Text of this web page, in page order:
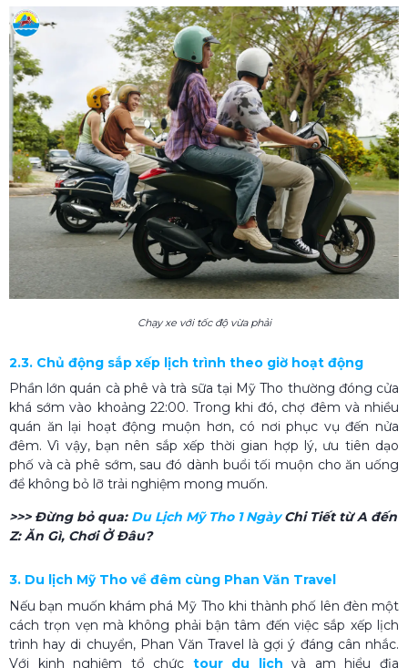
Chạy xe với tốc độ vừa phải
2.3. Chủ động sắp xếp lịch trình theo giờ hoạt động
Phần lớn quán cà phê và trà sữa tại Mỹ Tho thường đóng cửa
khá sớm vào khoảng 22:00. Trong khi đó, chợ đêm và nhiều
quán ăn lại hoạt động muộn hơn, có nơi phục vụ đến nửa
đêm. Vì vậy, bạn nên sắp xếp thời gian hợp lý, ưu tiên dạo
phố và cà phê sớm, sau đó dành buổi tối muộn cho ăn uống
để không bỏ lỡ trải nghiệm mong muốn.
>>> Đừng bỏ qua: Du Lịch Mỹ Tho 1 Ngày Chi Tiết từ A đến
Z: Ăn Gì, Chơi Ở Đâu?
3. Du lịch Mỹ Tho về đêm cùng Phan Văn Travel
Nếu bạn muốn khám phá Mỹ Tho khi thành phố lên đèn một
cách trọn vẹn mà không phải bận tâm đến việc sắp xếp lịch
trình hay di chuyển, Phan Văn Travel là gợi ý đáng cân nhắc.
Với kinh nghiệm tổ chức tour du lịch và am hiểu địa